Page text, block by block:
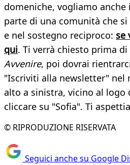
domeniche, vogliamo
parte di una comunità che
e nel sostegno reciproco: se
qui. Ti verrà chiesto prima
Avvenire, poi dovrai
"Iscriviti alla newsletter" nel
alto a sinistra, vicino al logo
cliccare su "Sofia". Ti
© RIPRODUZIONE RISERVATA
Seguici anche su Google